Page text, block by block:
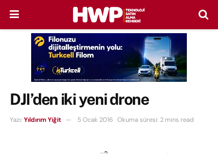
DJI’den iki yeni drone
Yazı: Yıldırım Yiğit 5 Ocak 2016 Okuma süresi: 2 mins read